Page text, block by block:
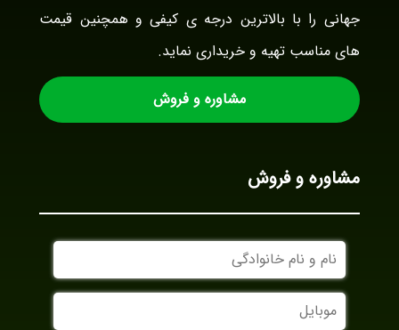
جهانی را با بالاترین درجه ی کیفی و همچنین قیمت
های مناسب تهیه و خریداری نماید.
مشاوره و فروش
مشاوره و فروش
نام
و
نام
خانوادگی
موبایل